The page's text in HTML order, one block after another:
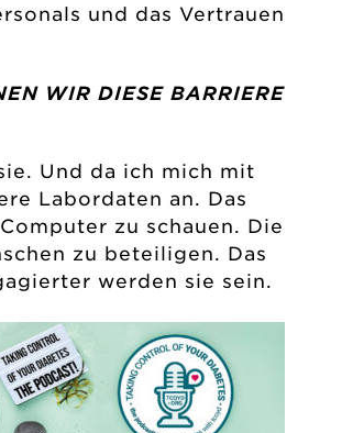
und das Vertrauen
WIR DIESE BARRIERE
Und da ich mich mit
Labordaten an. Das
zu schauen. Die
zu beteiligen. Das
werden sie sein.